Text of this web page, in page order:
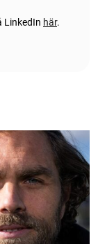
LinkedIn här.